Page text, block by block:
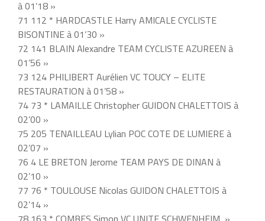
à 01’18 »
71 112 * HARDCASTLE Harry AMICALE CYCLISTE
BISONTINE à 01’30 »
72 141 BLAIN Alexandre TEAM CYCLISTE AZUREEN à
01’56 »
73 124 PHILIBERT Aurélien VC TOUCY – ELITE
RESTAURATION à 01’58 »
74 73 * LAMAILLE Christopher GUIDON CHALETTOIS à
02’00 »
75 205 TENAILLEAU Lylian POC COTE DE LUMIERE à
02’07 »
76 4 LE BRETON Jerome TEAM PAYS DE DINAN à
02’10 »
77 76 * TOULOUSE Nicolas GUIDON CHALETTOIS à
02’14 »